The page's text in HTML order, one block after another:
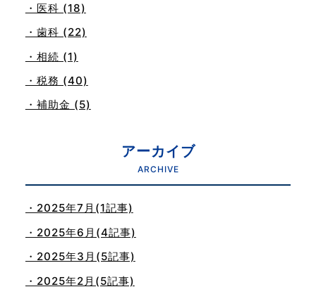
・医科 (18)
・歯科 (22)
・相続 (1)
・税務 (40)
・補助金 (5)
アーカイブ
ARCHIVE
・2025年7月(1記事)
・2025年6月(4記事)
・2025年3月(5記事)
・2025年2月(5記事)